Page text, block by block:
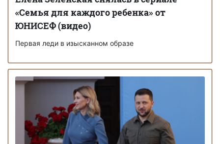
«Семья для каждого ребенка» от
ЮНИСЕФ (видео)
Первая леди в изысканном образе